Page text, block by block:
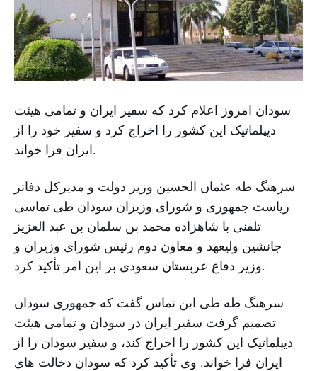
سودان امروز اعلام کرد که سفیر ایران و تمامی هیئت
دیپلماتیک این کشور را اخراج کرد و سفیر خود را از
ایران فرا خواند.
سرهنگ طه عثمان الحسین وزیر دولت و مدیرکل دفاتر
ریاست جمهوری و شورای وزیران سودان طی تماسی
تلفنی با شاهزاده محمد بن سلمان بن عبد العزیز
جانشین ولیعهد و معاون دوم رئیس شورای وزیران و
وزیر دفاع عربستان سعودی بر این امر تأکید کرد.
سرهنگ طه طی این تماس گفت که جمهوری سودان
تصمیم گرفت سفیر ایران در سودان و تمامی هیئت
دیپلماتیک این کشور را اخراج کند، و سفیر سودان را از
ایران فرا خواند. وی تأکید کرد که سودان دخالت های